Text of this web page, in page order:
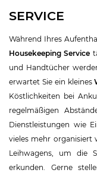
SERVICE
Während Ihres
Housekeeping Service
und Handtücher
erwartet Sie ein kleines
Köstlichkeiten bei
regelmäßigen
Dienstleistungen wie
vieles mehr organisiert
Leihwagens, um die
erkunden. Gerne